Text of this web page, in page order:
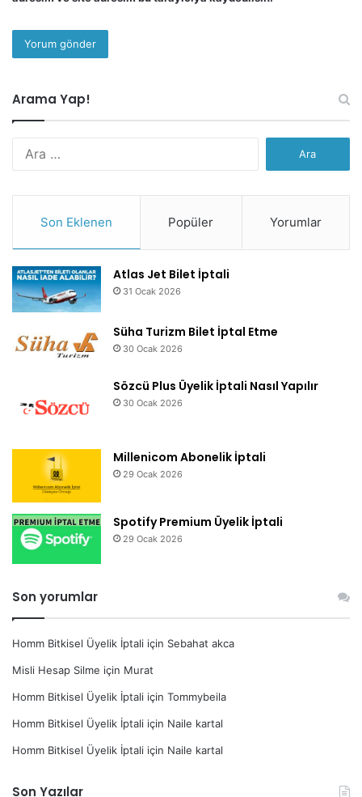
Arama Yap!
Son Eklenen Popüler Yorumlar
Atlas Jet Bilet İptali
31 Ocak 2026
Süha Turizm Bilet İptal Etme
30 Ocak 2026
Sözcü Plus Üyelik İptali Nasıl Yapılır
30 Ocak 2026
Millenicom Abonelik İptali
29 Ocak 2026
Spotify Premium Üyelik İptali
29 Ocak 2026
Son yorumlar
Homm Bitkisel Üyelik İptali için Sebahat akca
Misli Hesap Silme için Murat
Homm Bitkisel Üyelik İptali için Tommybeila
Homm Bitkisel Üyelik İptali için Naile kartal
Homm Bitkisel Üyelik İptali için Naile kartal
Son Yazılar